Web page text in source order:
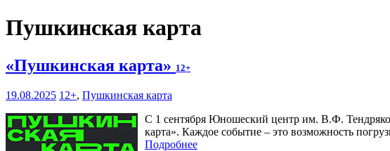
Пушкинская карта
«Пушкинская карта» 12+
19.08.2025 12+, Пушкинская карта
С 1 сентября Юношеский центр им. В.Ф.
карта». Каждое событие – это возможность
Подробнее